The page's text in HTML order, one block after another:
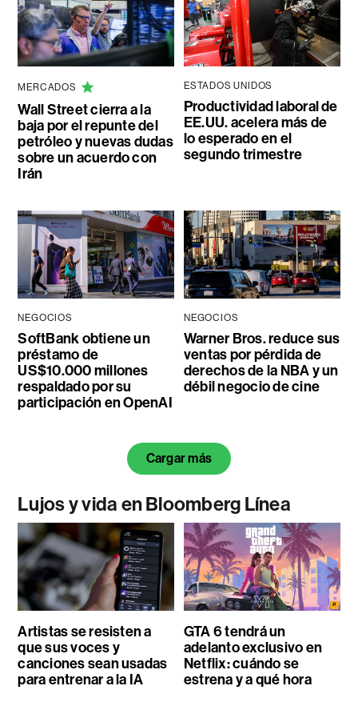
MERCADOS
Wall Street cierra a la
baja por el repunte del
petróleo y nuevas dudas
sobre un acuerdo con
Irán
ESTADOS UNIDOS
Productividad laboral de
EE.UU. acelera más de
lo esperado en el
segundo trimestre
NEGOCIOS
SoftBank obtiene un
préstamo de
US$10.000 millones
respaldado por su
participación en OpenAI
NEGOCIOS
Warner Bros. reduce sus
ventas por pérdida de
derechos de la NBA y un
débil negocio de cine
Cargar más
Lujos y vida en Bloomberg Línea
Artistas se resisten a
que sus voces y
canciones sean usadas
para entrenar a la IA
GTA 6 tendrá un
adelanto exclusivo en
Netflix: cuándo se
estrena y a qué hora